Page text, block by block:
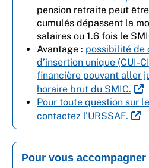
pension retraite peut
cumulés dépassent la
salaires ou 1.6 fois le
Avantage : possibilité de
d’insertion unique (CUI-
financière pouvant aller
horaire brut du SMIC.
Pour toute question sur
contactez l’URSSAF.
Pour vous accompagner